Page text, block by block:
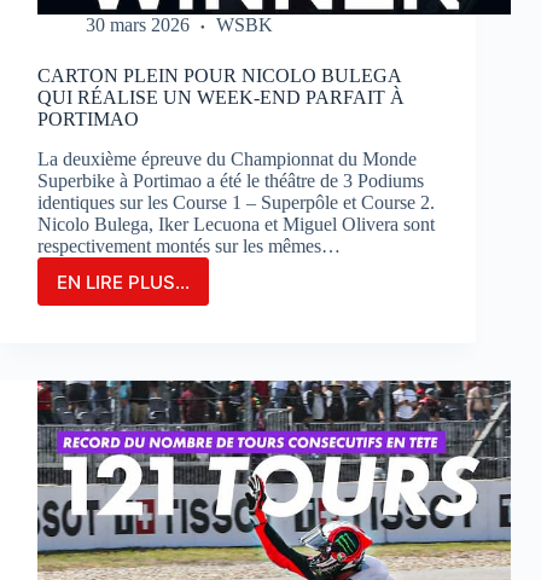
30 mars 2026 WSBK
CARTON PLEIN POUR NICOLO BULEGA
QUI RÉALISE UN WEEK-END PARFAIT À
PORTIMAO
La deuxième épreuve du Championnat du Monde
Superbike à Portimao a été le théâtre de 3 Podiums
identiques sur les Course 1 – Superpôle et Course 2.
Nicolo Bulega, Iker Lecuona et Miguel Olivera sont
respectivement montés sur les mêmes…
EN LIRE PLUS...
CARTON
BULEGA
QUI
RÉALISE
UN
WEEK-
END
PARFAIT
À
PORTIMAO